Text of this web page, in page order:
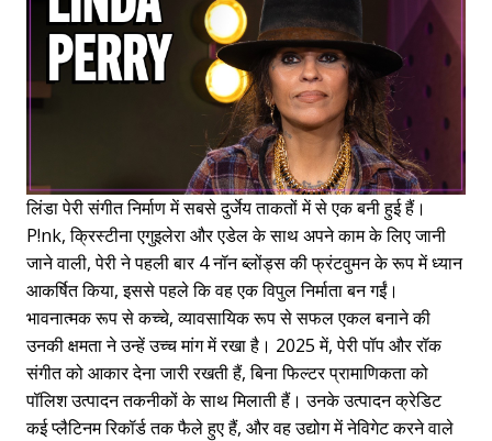
लिंडा पेरी संगीत निर्माण में सबसे दुर्जेय ताकतों में से एक बनी हुई हैं।
P!nk, क्रिस्टीना एगुइलेरा और एडेल के साथ अपने काम के लिए जानी
जाने वाली, पेरी ने पहली बार 4 नॉन ब्लोंड्स की फ्रंटवुमन के रूप में ध्यान
आकर्षित किया, इससे पहले कि वह एक विपुल निर्माता बन गईं।
भावनात्मक रूप से कच्चे, व्यावसायिक रूप से सफल एकल बनाने की
उनकी क्षमता ने उन्हें उच्च मांग में रखा है। 2025 में, पेरी पॉप और रॉक
संगीत को आकार देना जारी रखती हैं, बिना फिल्टर प्रामाणिकता को
पॉलिश उत्पादन तकनीकों के साथ मिलाती हैं। उनके उत्पादन क्रेडिट
कई प्लैटिनम रिकॉर्ड तक फैले हुए हैं, और वह उद्योग में नेविगेट करने वाले